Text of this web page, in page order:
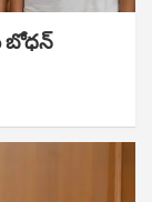
బోధన్